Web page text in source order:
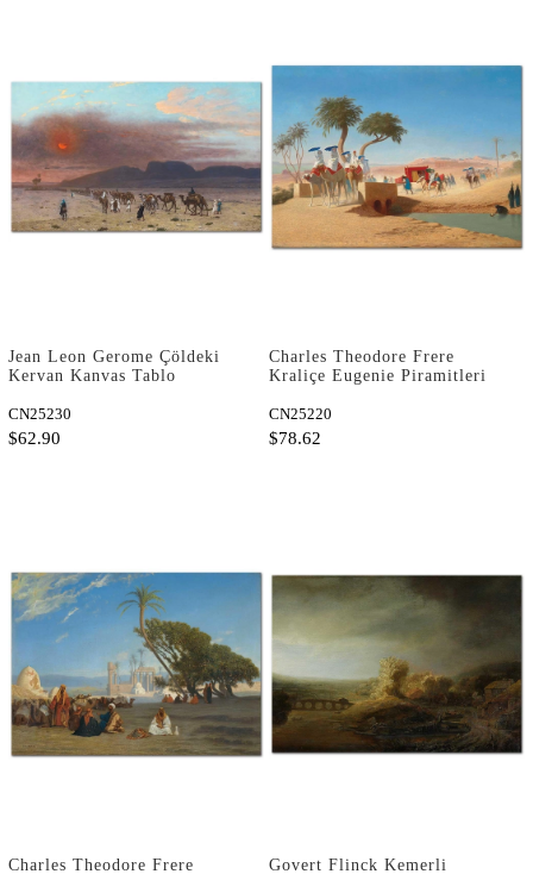
Jean Leon Gerome Çöldeki
Kervan Kanvas Tablo
CN25230
$62.90
Charles Theodore Frere
Kraliçe Eugenie Piramitleri
Tablo
CN25220
$78.62
Charles Theodore Frere
Govert Flinck Kemerli